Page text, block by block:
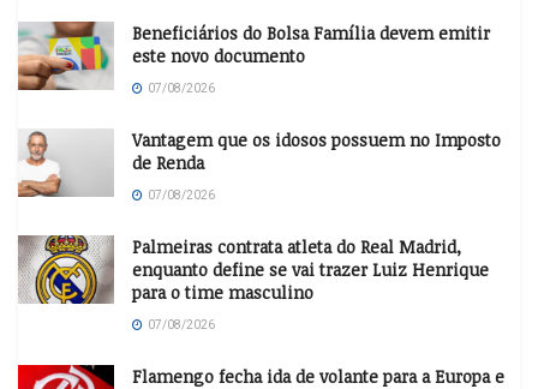
Beneficiários do Bolsa Família devem emitir
este novo documento
07/08/2026
Vantagem que os idosos possuem no Imposto
de Renda
07/08/2026
Palmeiras contrata atleta do Real Madrid,
enquanto define se vai trazer Luiz Henrique
para o time masculino
07/08/2026
Flamengo fecha ida de volante para a Europa e